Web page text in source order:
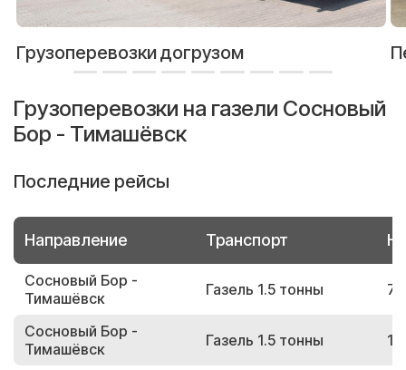
Грузоперевозки догрузом
Грузоперевозки на газели Сосновый
Бор - Тимашёвск
Последние рейсы
Направление Транспорт
Сосновый Бор -
Тимашёвск
Газель 1.5 тонны
Сосновый Бор -
Тимашёвск
Газель 1.5 тонны